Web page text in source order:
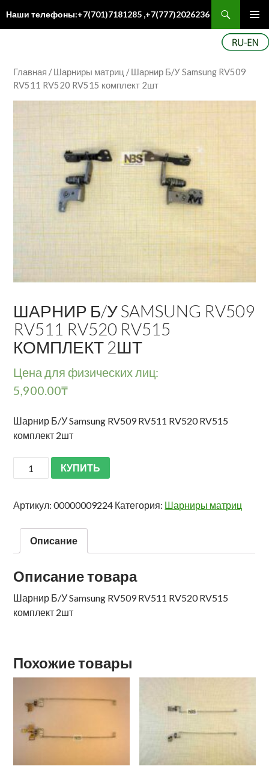
Наши телефоны:+7(701)7181285 ,+7(777)2026236
Главная /Шарниры матриц / Шарнир Б/У Samsung RV509
RV511 RV520 RV515 комплект 2шт
ШАРНИР Б/У SAMSUNG RV509
RV511 RV520 RV515
КОМПЛЕКТ 2ШТ
Цена для физических лиц:
5,900.00₸
Шарнир Б/У Samsung RV509 RV511 RV520 RV515
комплект 2шт
КУПИТЬ
Артикул:00000009224 Категория: Шарниры матриц
Описание
Описание товара
Шарнир Б/У Samsung RV509 RV511 RV520 RV515
комплект 2шт
Похожие товары